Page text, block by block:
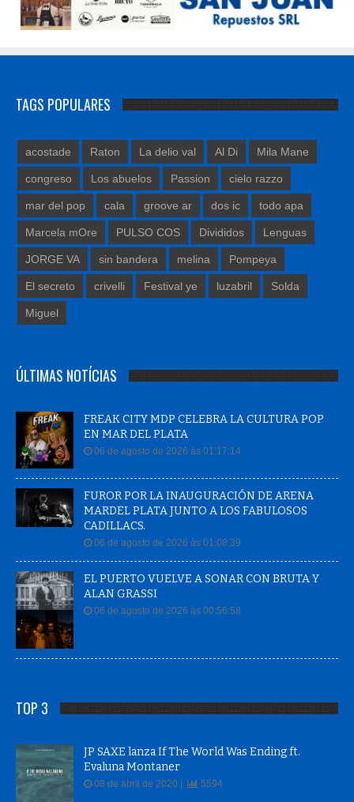
TAGS POPULARES
acostade Raton La delio val Al Di Mila Mane
congreso Los abuelos Passion cielo razzo
mar del pop cala groove ar dos ic todo apa
Marcela mOre PULSO COS Divididos Lenguas
JORGE VA sin bandera melina Pompeya
El secreto crivelli Festival ye luzabril Solda
Miguel
ÚLTIMAS NOTÍCIAS
FREAK CITY MDP CELEBRA LA CULTURA POP
EN MAR DEL PLATA
06 de agosto de 2026 às 01:17:14
FUROR POR LA INAUGURACIÓN DE ARENA
MARDEL PLATA JUNTO A LOS FABULOSOS
CADILLACS.
06 de agosto de 2026 às 01:08:39
EL PUERTO VUELVE A SONAR CON BRUTA Y
ALAN GRASSI
06 de agosto de 2026 às 00:56:58
TOP 3
JP SAXE lanza If The World Was Ending ft.
Evaluna Montaner
08 de abril de 2020 | 5594